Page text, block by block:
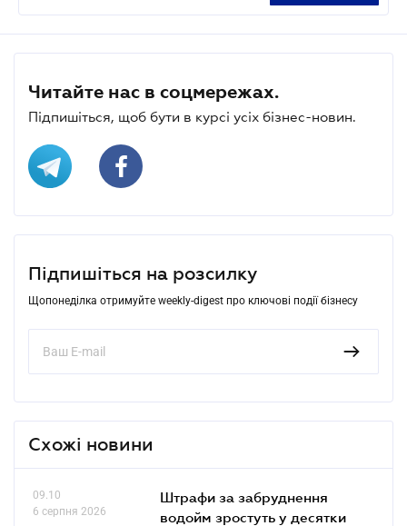
Читайте нас в соцмережах.
Підпишіться, щоб бути в курсі усіх бізнес-новин.
Підпишіться на розсилку
Щопонеділка отримуйте weekly-digest про ключові події бізнесу
Схожі новини
09.10
6 серпня 2026
Штрафи за забруднення
водойм зростуть у десятки